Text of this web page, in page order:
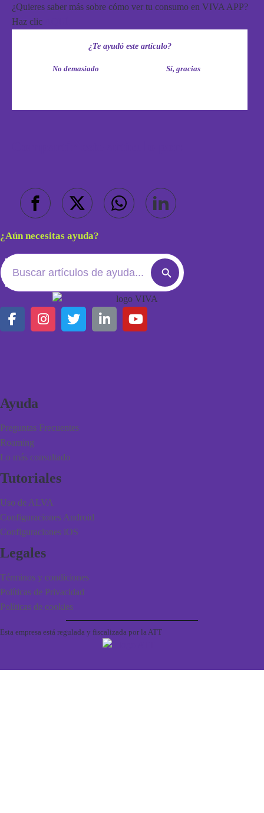
¿Quieres saber más sobre cómo ver tu consumo en VIVA APP?
Haz clic
¿Te ayudó este artículo?
No demasiado Sí, gracias
¿Aún necesitas ayuda?
Search
for:
Search
Button
Ayuda
Preguntas Frecuentes
Roaming
Lo más consultado
Tutoriales
Uso de ALVA
Configuraciones Android
Configuraciones iOS
Legales
Términos y condiciones
Políticas de Privacidad
Políticas de cookies
Esta empresa está regulada y fiscalizada por la ATT